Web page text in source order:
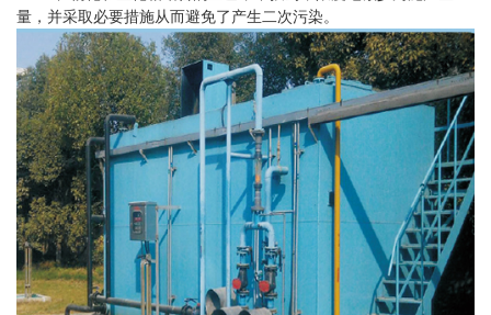
量，并采取必要措施从而避免了产生二次污染。